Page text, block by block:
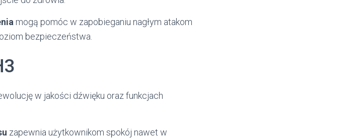
mogą pomóc w zapobieganiu nagłym atakom
bezpieczeństwa.
w jakości dźwięku oraz funkcjach
zapewnia użytkownikom spokój nawet w